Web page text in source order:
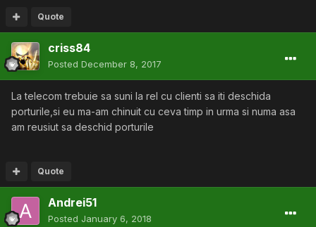
Quote
criss84
Posted December 8, 2017
La telecom trebuie sa suni la rel cu clienti sa iti deschida
porturile,si eu ma-am chinuit cu ceva timp in urma si numa asa
am reusiut sa deschid porturile
Quote
Andrei51
Posted January 6, 2018